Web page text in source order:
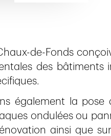
de-Fonds
des bâtiments
également la
ondulées ou
ainsi que